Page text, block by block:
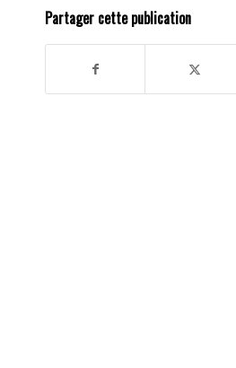
Partager cette publication